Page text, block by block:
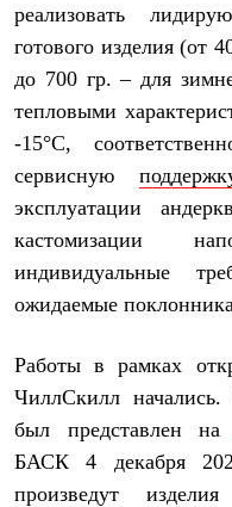
реализовать
готового изделия (от
до 700 гр. – для
тепловыми
-15°С,
сервисную
эксплуатации
кастомизации
индивидуальные
ожидаемые
Работы в рамках
ЧиллСкилл
был представлен на
БАСК 4 декабря
произведут